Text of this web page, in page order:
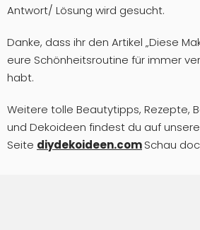
Antwort/ Lösung wird gesucht.
Danke, dass ihr den Artikel „Diese
eure Schönheitsroutine für immer
habt.
Weitere tolle Beautytipps, Rezepte,
und Dekoideen findest du auf
Seite diydekoideen.comSchau